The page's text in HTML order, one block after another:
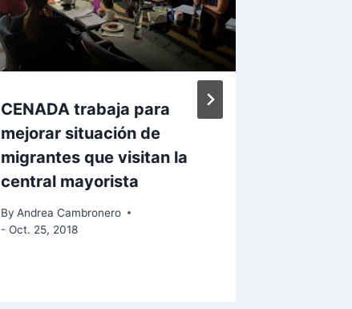
CENADA trabaja para
mejorar situación de
migrantes que visitan la
central mayorista
By Andrea Cambronero
- Oct. 25, 2018